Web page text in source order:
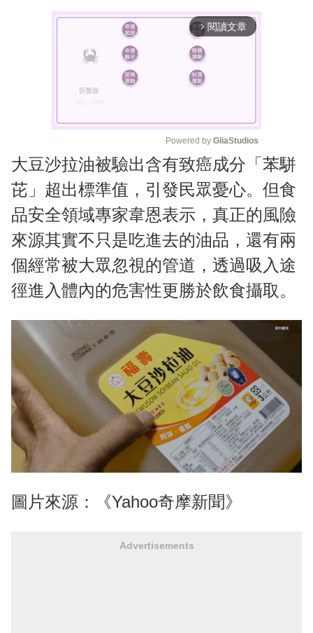
arrow_forward_ios 閱讀文章
M
u
t
e
Powered by GliaStudios
大豆沙拉油被驗出含有致癌成分「苯駢
芘」超出標準值，引發民眾憂心。但食
品安全領域專家韋恩表示，真正的風險
來源其實不只是吃進去的油品，還有兩
個經常被大眾忽視的管道，透過吸入途
徑進入體內的危害性更勝於飲食攝取。
圖片來源：《Yahoo奇摩新聞》
Advertisements